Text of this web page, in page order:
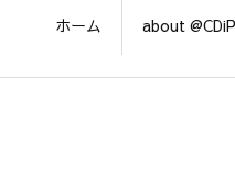
ホーム about @CDiP